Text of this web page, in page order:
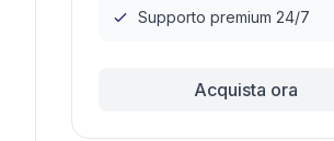
Supporto premium 24/7
Acquista ora